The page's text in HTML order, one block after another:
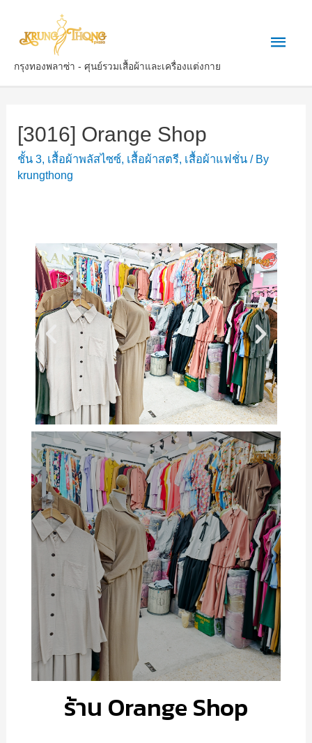
กรุงทองพลาซ่า - ศุนย์รวมเสื้อผ้าและเครื่องแต่งกาย
[3016] Orange Shop
ชั้น 3, เสื้อผ้าพลัสไซซ์​, เสื้อผ้าสตรี, เสื้อผ้าแฟชั่น / By
krungthong
ร้าน Orange Shop